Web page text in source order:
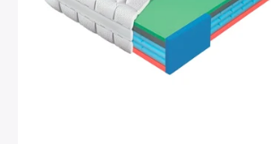
číslo
galerii.